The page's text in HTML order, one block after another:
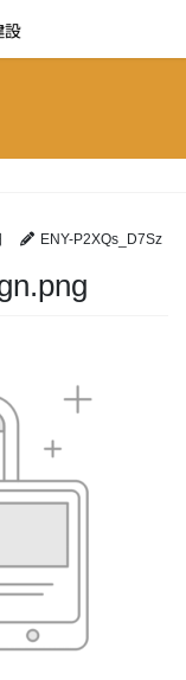
ENY-P2XQs_D7Sz